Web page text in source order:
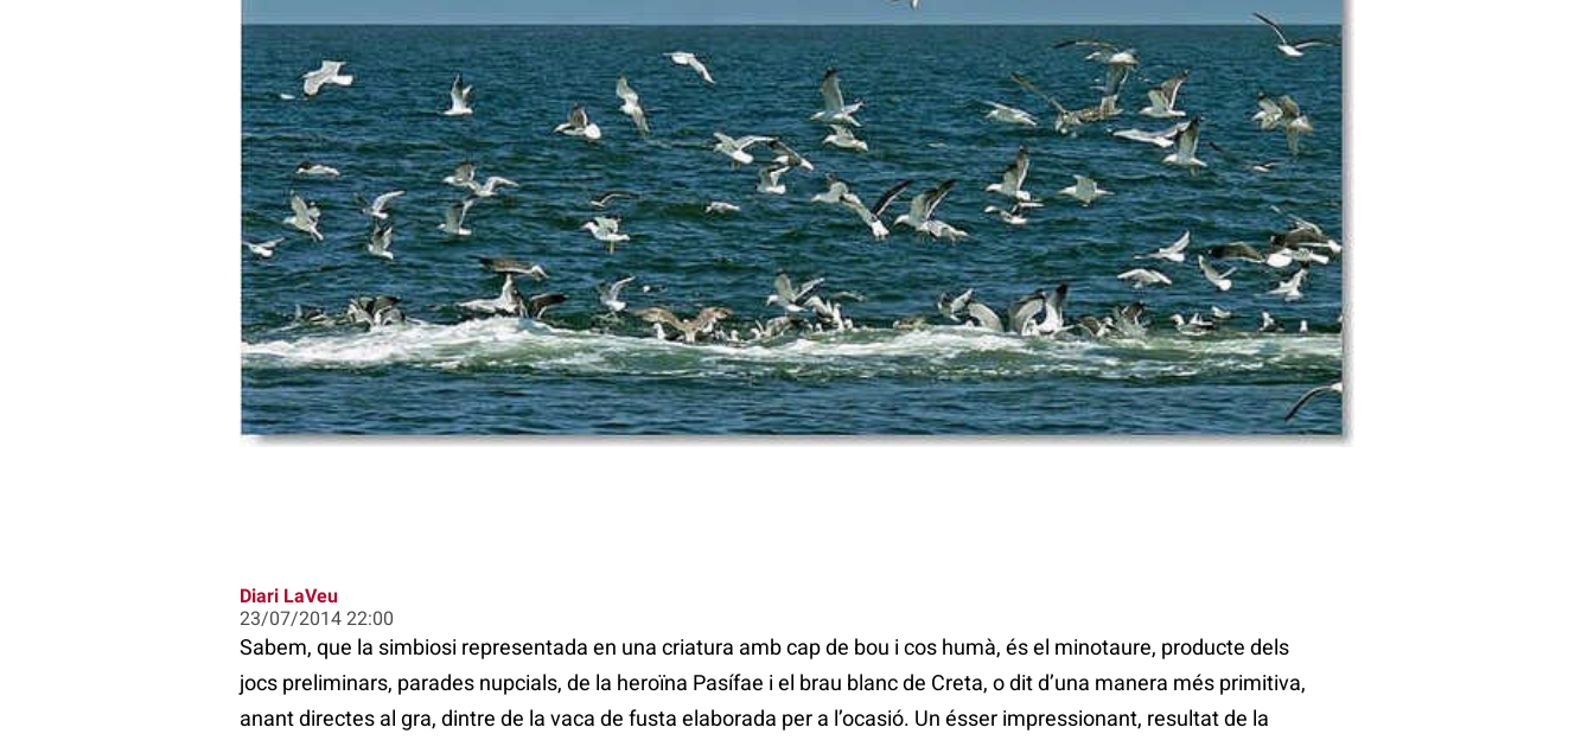
Diari LaVeu
23/07/2014 22:00
Sabem, que la simbiosi representada en una criatura amb cap de bou i cos humà, és el minotaure, producte dels
jocs preliminars, parades nupcials, de la heroïna Pasífae i el brau blanc de Creta, o dit d’una manera més primitiva,
anant directes al gra, dintre de la vaca de fusta elaborada per a l’ocasió. Un ésser impressionant, resultat de la